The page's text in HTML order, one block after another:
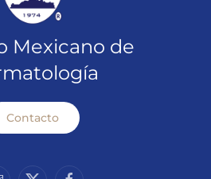
Mexicano de
Contacto